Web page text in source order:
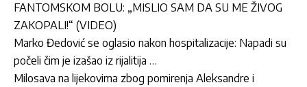
FANTOMSKOM BOLU: „MISLIO SAM DA SU ME ŽIVOG
ZAKOPALI!“ (VIDEO)
Marko Đedović se oglasio nakon hospitalizacije: Napadi su
počeli čim je izašao iz rijalitija …
Milosava na lijekovima zbog pomirenja Aleksandre i